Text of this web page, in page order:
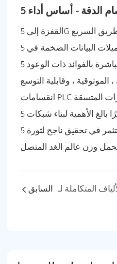
القفزة إلى 5G ليست مجرد ترقية لاسلكية. إنه تحول أساسي للبنية التحتية للشبكة بأكملها. تشكل البصريات الألياف الطريق السريع
الذي لا غنى عنه لتحميلات البيانات الضخمة في 5G. ضمن هذا النواة البصرية ، فإن تقسيم الألياف البصرية هي الوصلات الحاسمة
التي تتيح توزيع الإشارات الفعالة على نطاق واسع. التنازل عن جودة الخائن يضر مباشرة بالفوائد ذات الوعود 5G: السرعة ،
انقسامات PLC عالية الجودة ليست رفاهية اختيارية. هم متطلبات هندسية أساسية. تعد قدرتها على تقديم تقسيم الإشارات المتسقة
والخسارة ذات الموثوقية الاستثنائية والمرونة البيئية أمرًا بالغ الأهمية لبناء شبكات 5G فعالة من حيث التكلفة وعالية الأداء ومقاومة
في المستقبل. الاستثمار في تقنية تقسيم الدقة يستثمر في تحقيق ناجح لثورة 5G ، مما يضمن أن العمود الفقري الشبكي قوي بما
السابق